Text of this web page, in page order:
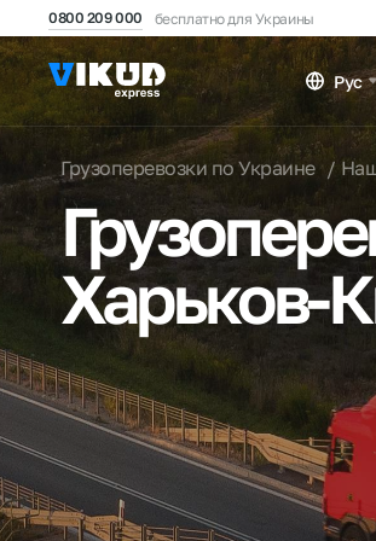
0800 209 000 бесплатно для Украины
Рус
Грузоперевозки по Украине
Харьков-